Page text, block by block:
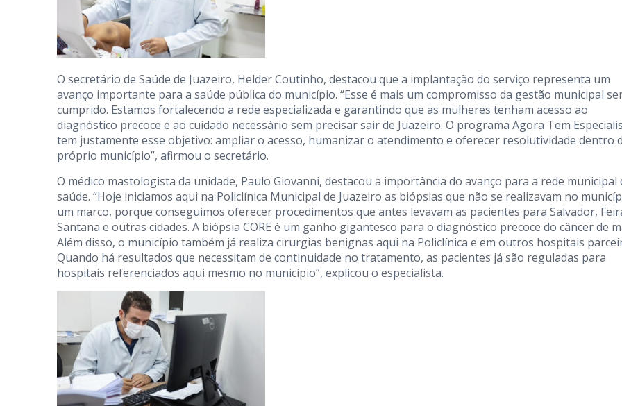
O secretário de Saúde de Juazeiro, Helder Coutinho, destacou que a implantação do serviço representa um
avanço importante para a saúde pública do município. “Esse é mais um compromisso da gestão municipal
cumprido. Estamos fortalecendo a rede especializada e garantindo que as mulheres tenham acesso ao
diagnóstico precoce e ao cuidado necessário sem precisar sair de Juazeiro. O programa Agora Tem
tem justamente esse objetivo: ampliar o acesso, humanizar o atendimento e oferecer resolutividade dentro
próprio município”, afirmou o secretário.
O médico mastologista da unidade, Paulo Giovanni, destacou a importância do avanço para a rede municipal
saúde. “Hoje iniciamos aqui na Policlínica Municipal de Juazeiro as biópsias que não se realizavam no
um marco, porque conseguimos oferecer procedimentos que antes levavam as pacientes para Salvador,
Santana e outras cidades. A biópsia CORE é um ganho gigantesco para o diagnóstico precoce do câncer de
Além disso, o município também já realiza cirurgias benignas aqui na Policlínica e em outros hospitais
Quando há resultados que necessitam de continuidade no tratamento, as pacientes já são reguladas para
hospitais referenciados aqui mesmo no município”, explicou o especialista.